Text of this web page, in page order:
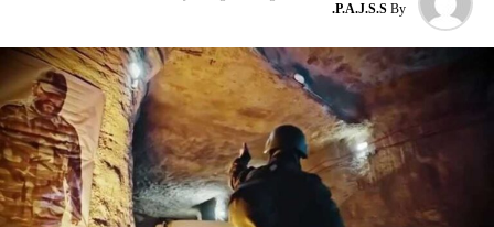
المشاركين، مستخرجات ونتائج المؤتمر والأولويات التي وضعوها
المؤتمر، بحسب التوصيات، على: – الأولويات التنموية لكل
منطقة، ومقاربتها من خلال المشاريع التي تم لحظها في مؤتمر
“سيدر”، او مقاربة الأولويات المناطقية من خلال الأولويات
الوطنية. – أليات الاستفادة من الثروة البحرية الجديدة (النفط
والغاز). – إقتراح مبادرة لإحياء مئوية لبنان الكبير سنة 2020. –
أهمية التركيز على مجالات التنمية والتعليم وريادة الأعمال
والمبادرات الاجتماعية والاقتصادية لمختلف المناطق، ودور
By
P.A.J.S.S.